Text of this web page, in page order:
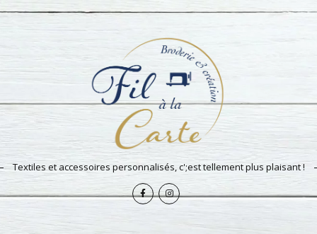
Textiles et accessoires personnalisés, c';est tellement plus plaisant !